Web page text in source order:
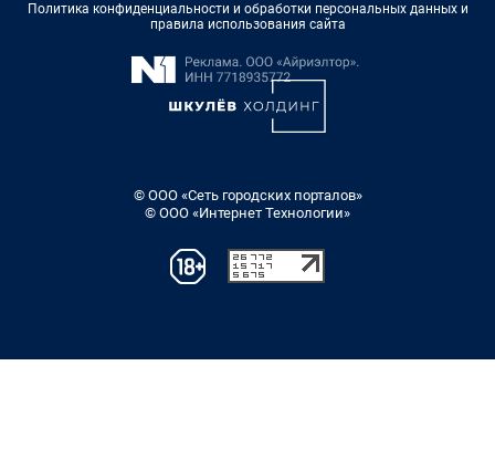
Политика конфиденциальности и обработки персональных данных и
правила использования сайта
© ООО «Сеть городских порталов»
© ООО «Интернет Технологии»